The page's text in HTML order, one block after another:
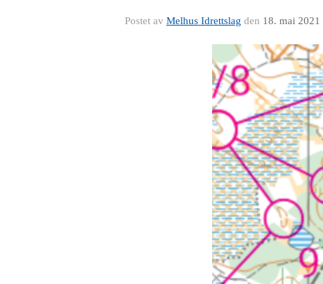
Postet av Melhus Idrettslag den 18. mai 2021